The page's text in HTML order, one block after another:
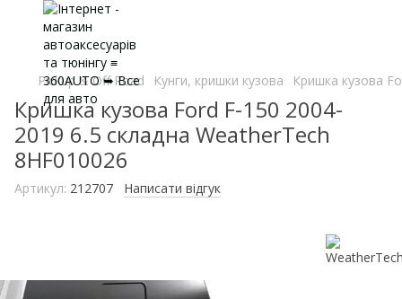
Pickup & Off Road Кунги, кришки кузова Кришка кузова
Кришка кузова Ford F-150 2004-
2019 6.5 складна WeatherTech
8HF010026
Артикул: 212707 Написати відгук